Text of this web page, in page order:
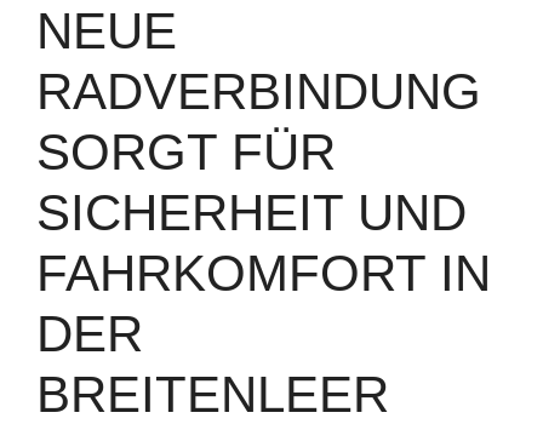
NEUE
RADVERBINDUNG
SORGT FÜR
SICHERHEIT UND
FAHRKOMFORT IN
DER
BREITENLEER